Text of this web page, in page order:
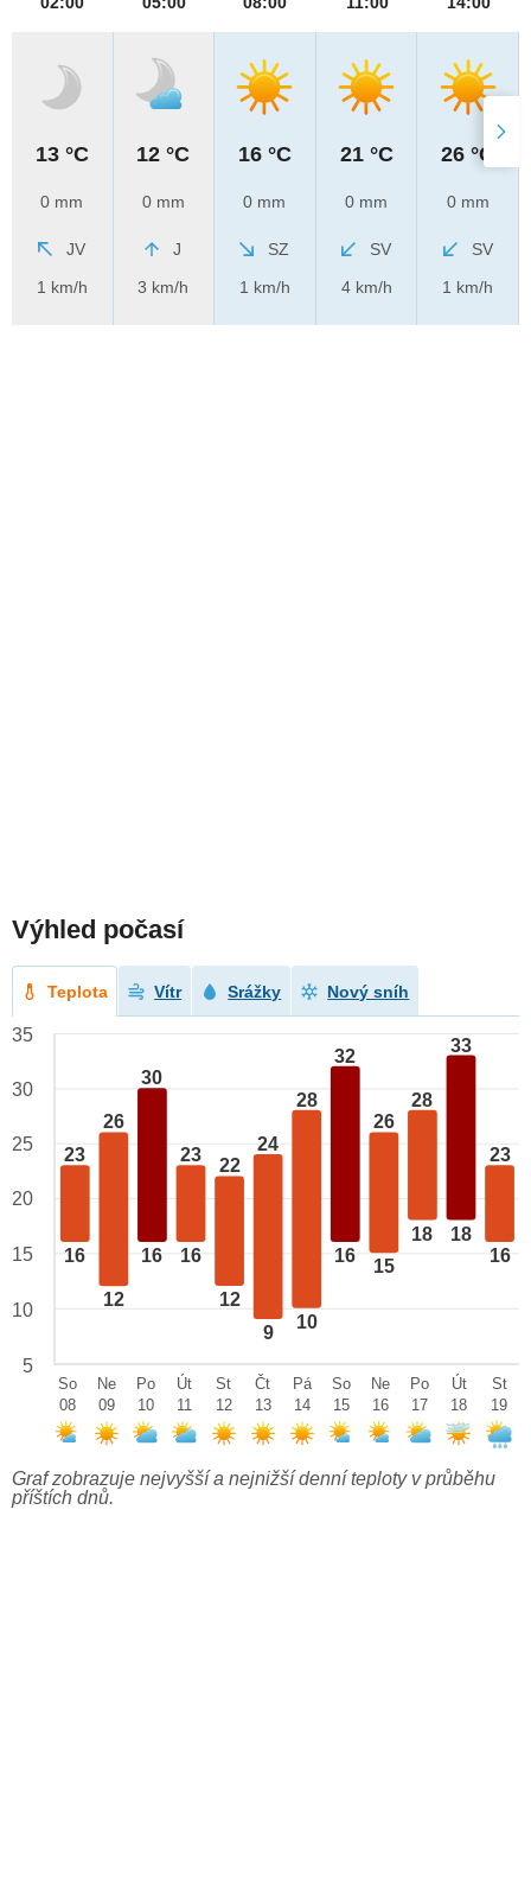
13 °C
0 mm
JV
1 km/h
12 °C
0 mm
J
3 km/h
16 °C
0 mm
SZ
1 km/h
21 °C
0 mm
SV
4 km/h
26 °C
0 mm
SV
1 km/h
Výhled počasí
Teplota Vítr Srážky Nový sníh
23
16
26
12
30
16
23
16
22
12
24
9
28
10
32
16
26
15
28
18
33
18
23
16
35
30
25
20
15
10
5
So
08
Ne
09
Po
10
Út
11
St
12
Čt
13
Pá
14
So
15
Ne
16
Po
17
Út
18
St
19
Graf zobrazuje nejvyšší a nejnižší denní teploty v průběhu
příštích dnů.